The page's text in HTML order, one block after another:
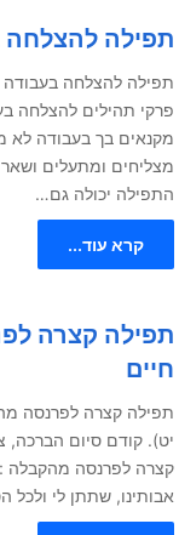
תפילה להצלחה
תפילה להצלחה בעבודה
פרקי תהילים להצלחה
מקנאים בך בעבודה
מצליחים ומתעלים ושאר
התפילה יכולה גם…
קרא עוד...
תפילה קצרה
חיים
תפילה קצרה לפרנסה
יט). קודם סיום הברכה,
קצרה לפרנסה מהקבלה :
אבותינו, שתתן לי ולכל